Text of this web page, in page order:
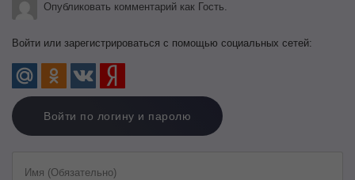
Опубликовать комментарий как Гость.
Войти или зарегистрироваться с помощью социальных сетей:
Войти по логину и паролю
Имя (Обязательно)